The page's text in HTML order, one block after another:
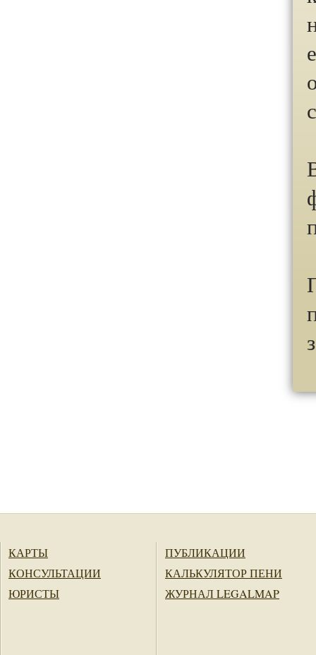
КАРТЫ
КОНСУЛЬТАЦИИ
ЮРИСТЫ
ПУБЛИКАЦИИ
КАЛЬКУЛЯТОР ПЕНИ
ЖУРНАЛ LEGALMAP